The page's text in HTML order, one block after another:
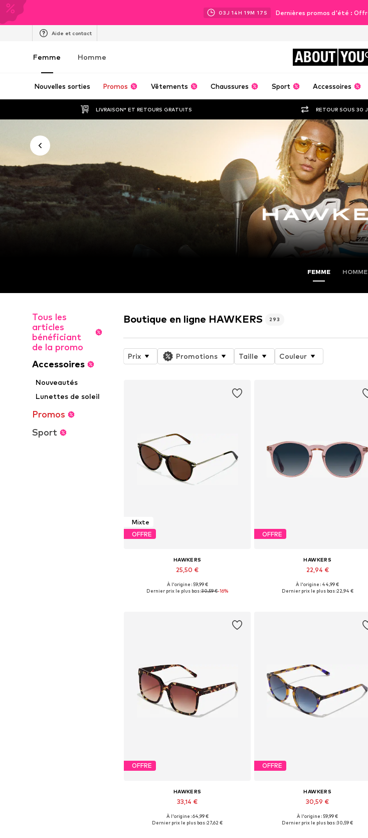
03J 14H 19M 15 S Dernières promos d'été :
Aide et contact
Femme Homme ABOUT YOU
Nouvelles sorties Promos Vêtements Chaussures Sport Accessoires
LIVRAISON* ET RETOURS GRATUITS RETOUR SOUS 30
FEMME HOMME
Tous les
articles
bénéficiant
de la promo
Accessoires
Nouveautés
Lunettes de soleil
Promos
Sport
Boutique en ligne HAWKERS 293
Prix Promotions Taille Couleur
Mixte
OFFRE
HAWKERS
25,50 €
Tailles disponibles: Onesize
À l'origine : 59,99 €
Dernier prix le plus bas :30,59 €-16%
OFFRE
HAWKERS
22,94 €
Tailles disponibles: Onesize
À l'origine : 44,99 €
Dernier prix le plus bas :22,94 €
OFFRE
HAWKERS
33,14 €
Tailles disponibles: Onesize
À l'origine : 64,99 €
Dernier prix le plus bas :27,62 €
OFFRE
HAWKERS
30,59 €
Tailles disponibles: Onesize
À l'origine : 59,99 €
Dernier prix le plus bas :30,59 €